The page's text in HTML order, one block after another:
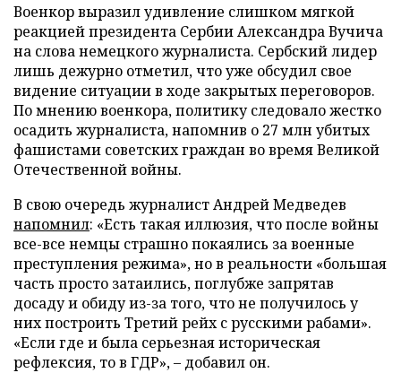
Военкор выразил удивление слишком мягкой
реакцией президента Сербии Александра Вучича
на слова немецкого журналиста. Сербский лидер
лишь дежурно отметил, что уже обсудил свое
видение ситуации в ходе закрытых переговоров.
По мнению военкора, политику следовало жестко
осадить журналиста, напомнив о 27 млн убитых
фашистами советских граждан во время Великой
Отечественной войны.
В свою очередь журналист Андрей Медведев
напомнил: «Есть такая иллюзия, что после войны
все-все немцы страшно покаялись за военные
преступления режима», но в реальности «большая
часть просто затаились, поглубже запрятав
досаду и обиду из-за того, что не получилось у
них построить Третий рейх с русскими рабами».
«Если где и была серьезная историческая
рефлексия, то в ГДР», – добавил он.